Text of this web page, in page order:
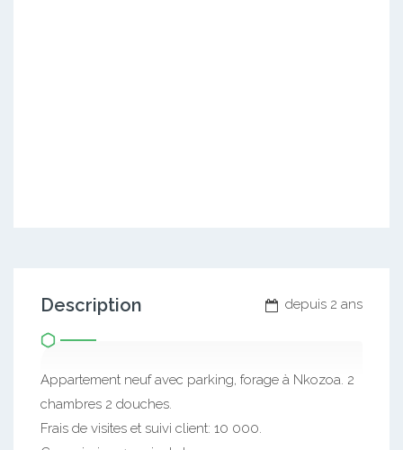
depuis 2 ans
Description
Appartement neuf avec parking, forage à Nkozoa. 2
chambres 2 douches.
Frais de visites et suivi client: 10 000.